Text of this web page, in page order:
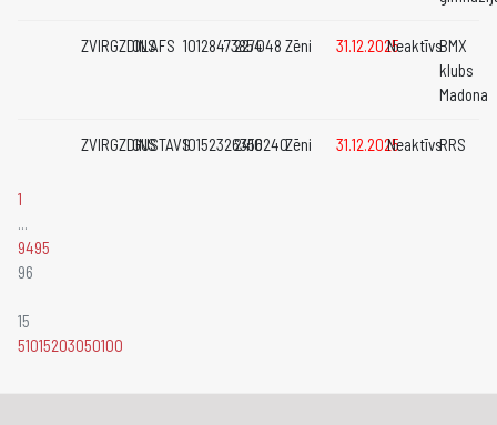
ZVIRGZDINS
OLAFS 10128473854
22/048 Zēni 31.12.2025NeaktīvsBMX
klubs
Madona
ZVIRGZDINSGUSTAVS101523263562410240Zēni 31.12.2025NeaktīvsRRS
1
...
9495
96
15
51015203050100